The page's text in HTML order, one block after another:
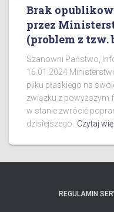
Brak
przez
(problem z tzw.
Szanowni Państwo,
16.01.2024
pliku płaskiego na
związku z powyższym
w stanie zwrócić
dzisiejszego.
Czytaj
REGULAMIN